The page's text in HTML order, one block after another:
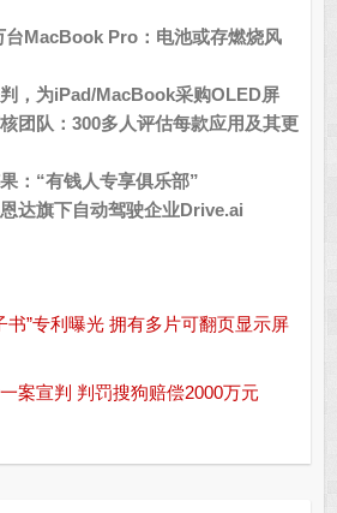
台MacBook Pro：电池或存燃烧风
，为iPad/MacBook采购OLED屏
团队：300多人评估每款应用及其更
：“有钱人专享俱乐部”
达旗下自动驾驶企业Drive.ai
书”专利曝光 拥有多片可翻页显示屏
案宣判 判罚搜狗赔偿2000万元